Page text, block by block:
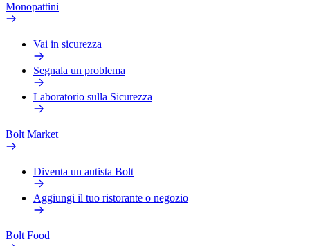
Monopattini
Vai in sicurezza
Segnala un problema
Laboratorio sulla Sicurezza
Bolt Market
Diventa un autista Bolt
Aggiungi il tuo ristorante o negozio
Bolt Food